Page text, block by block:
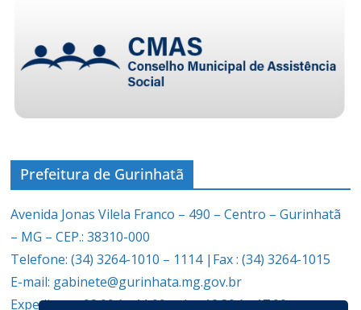
Prefeitura de Gurinhatã
Avenida Jonas Vilela Franco – 490 – Centro – Gurinhatã
– MG – CEP.: 38310-000
Telefone: (34) 3264-1010 – 1114 |Fax : (34) 3264-1015
E-mail: gabinete@gurinhata.mg.gov.br
Expediente: 08:00 às 11:00 e das 12:30 às 17:00